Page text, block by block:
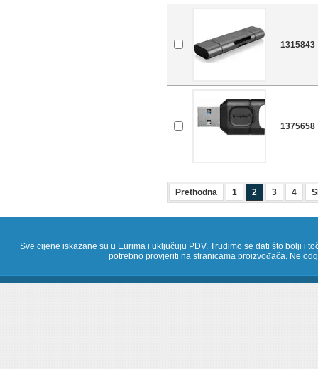
1315843
1375658
Prethodna 1 2 3 4
Sve cijene iskazane su u Eurima i uključuju PDV. Trudimo se dati što bolji i
potrebno provjeriti na stranicama proizvođača. Ne